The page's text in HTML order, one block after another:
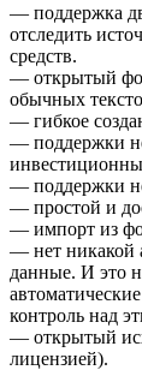
— поддержка
отследить
средств.
— открытый
обычных
— гибкое
— поддержки
— поддержки
— простой и
— импорт из
— нет никакой
данные. И это
контроль над
— открытый
лицензией).